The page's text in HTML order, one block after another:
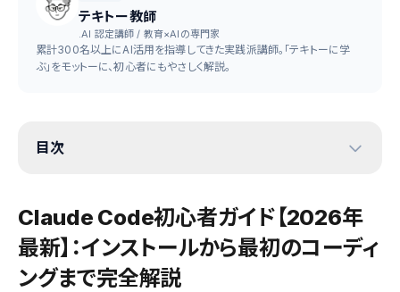
テキトー教師
.AI 認定講師 / 教育×AIの専門家
累計300名以上にAI活用を指導してきた実践派講師。「テキトーに学
ぶ」をモットーに、初心者にもやさしく解説。
目次
Claude Code初心者ガイド【2026年
最新】：インストールから最初のコーディ
ングまで完全解説